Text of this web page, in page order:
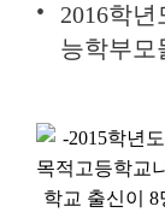
2016학
능학부모